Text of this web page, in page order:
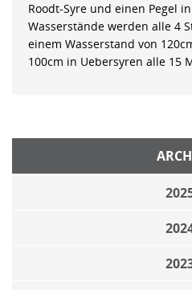
Roodt-Syre und einen Pegel
Wasserstände werden alle 4
einem Wasserstand von
100cm in Uebersyren alle 15